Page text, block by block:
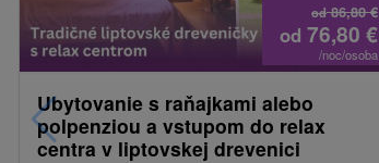
od86,80€
od 76,80 €
/noc/osoba
Ubytovanie s raňajkami alebo
polpenziou a vstupom do relax
centra v liptovskej drevenici